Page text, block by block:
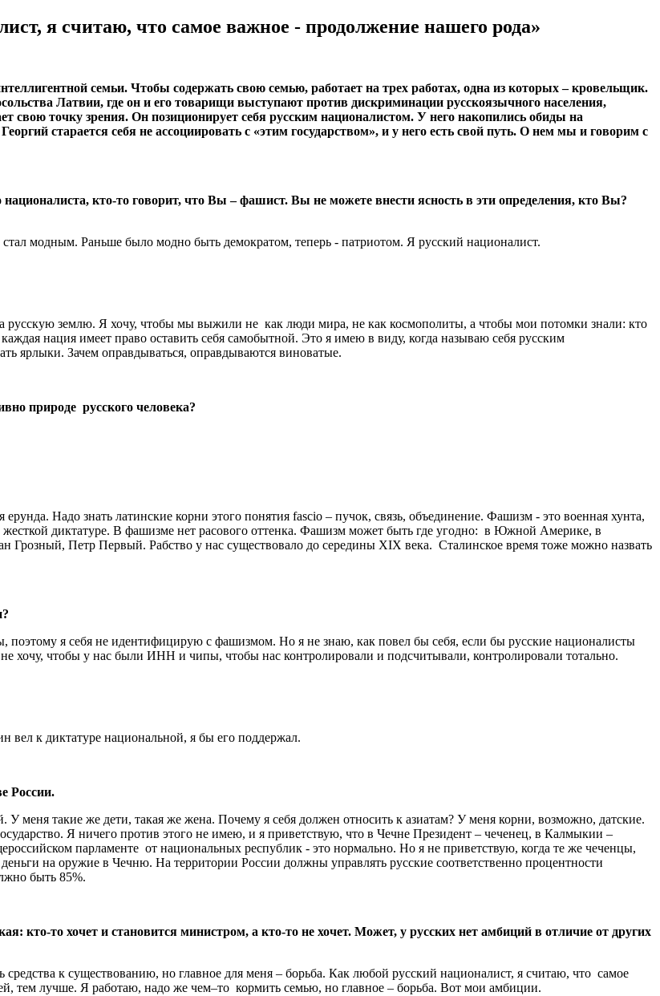
я считаю, что самое важное - продолжение нашего рода»
семьи. Чтобы содержать свою семью, работает на трех работах, одна из которых – кровельщик.
Латвии, где он и его товарищи выступают против дискриминации русскоязычного населения,
свою точку зрения. Он позиционирует себя русским националистом. У него накопились обиды на
старается себя не ассоциировать с «этим государством», и у него есть свой путь. О нем мы и говорим с
кто-то говорит, что Вы – фашист. Вы не можете внести ясность в эти определения, кто Вы?
модным. Раньше было модно быть демократом, теперь - патриотом. Я русский националист.
русскую землю. Я хочу, чтобы мы выжили не как люди мира, не как космополиты, а чтобы мои потомки знали: кто
нация имеет право оставить себя самобытной. Это я имею в виду, когда называю себя русским
ярлыки. Зачем оправдываться, оправдываются виноватые.
природе русского человека?
Надо знать латинские корни этого понятия fascio – пучок, связь, объединение. Фашизм - это военная хунта,
диктатуре. В фашизме нет расового оттенка. Фашизм может быть где угодно: в Южной Америке, в
Петр Первый. Рабство у нас существовало до середины ХIХ века. Сталинское время тоже можно назвать
поэтому я себя не идентифицирую с фашизмом. Но я не знаю, как повел бы себя, если бы русские националисты
хочу, чтобы у нас были ИНН и чипы, чтобы нас контролировали и подсчитывали, контролировали тотально.
вел к диктатуре национальной, я бы его поддержал.
России.
меня такие же дети, такая же жена. Почему я себя должен относить к азиатам? У меня корни, возможно, датские.
Я ничего против этого не имею, и я приветствую, что в Чечне Президент – чеченец, в Калмыкии –
парламенте от национальных республик - это нормально. Но я не приветствую, когда те же чеченцы,
на оружие в Чечню. На территории России должны управлять русские соответственно процентности
быть 85%.
кто-то хочет и становится министром, а кто-то не хочет. Может, у русских нет амбиций в отличие от других
к существованию, но главное для меня – борьба. Как любой русский националист, я считаю, что самое
тем лучше. Я работаю, надо же чем–то кормить семью, но главное – борьба. Вот мои амбиции.